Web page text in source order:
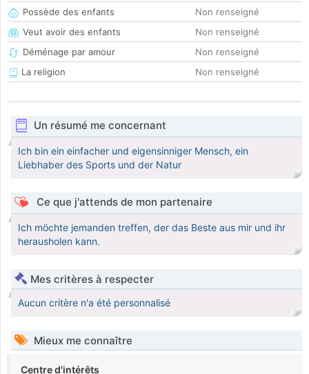
Possède des enfants
Non renseigné
Veut avoir des enfants
Non renseigné
Déménage par amour
Non renseigné
La religion
Non renseigné
Un résumé me concernant
Ich bin ein einfacher und eigensinniger Mensch, ein
Liebhaber des Sports und der Natur
Ce que j'attends de mon partenaire
Ich möchte jemanden treffen, der das Beste aus mir und ihr
herausholen kann.
Mes critères à respecter
Aucun critère n'a été personnalisé
Mieux me connaître
Centre d'intérêts